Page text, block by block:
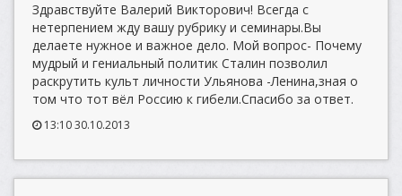
Здравствуйте Валерий Викторович! Всегда с
нетерпением жду вашу рубрику и семинары.Вы
делаете нужное и важное дело. Мой вопрос- Почему
мудрый и гениальный политик Сталин позволил
раскрутить культ личности Ульянова -Ленина,зная о
том что тот вёл Россию к гибели.Спасибо за ответ.
13:10 30.10.2013